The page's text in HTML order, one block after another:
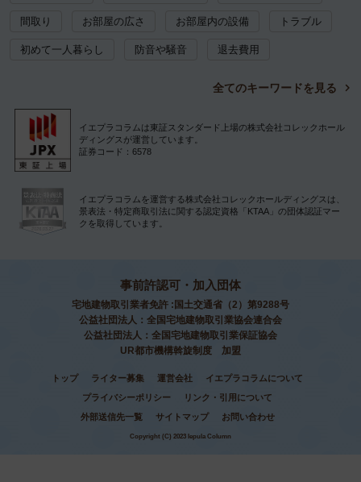
間取り お部屋の広さ お部屋内の設備 トラブル
初めて一人暮らし 防音や騒音 退去費用
全てのキーワードを見る
イエプラコラムは東証スタンダード上場の株式会社コレックホール
ディングスが運営しています。
証券コード：6578
イエプラコラムを運営する株式会社コレックホールディングスは、
景表法・特定商取引法に関する認定資格「KTAA」の団体認証マー
クを取得しています。
事前許認可・加入団体
宅地建物取引業者免許 :国土交通省（2）第9288号
公益社団法人：全国宅地建物取引業協会連合会
公益社団法人：全国宅地建物取引業保証協会
UR都市機構斡旋制度 加盟
トップ ライター募集 運営会社
イエプラコラムについて
プライバシーポリシー
リンク・引用について
外部送信先一覧
サイトマップ お問い合わせ
Copyright (C) 2023 Iepula Column